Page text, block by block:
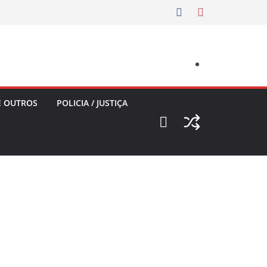
OUTROS POLICIA / JUSTIÇA